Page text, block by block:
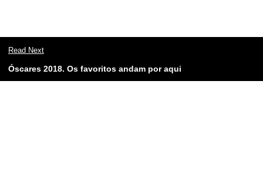
Read Next
Óscares 2018. Os favoritos andam por aqui